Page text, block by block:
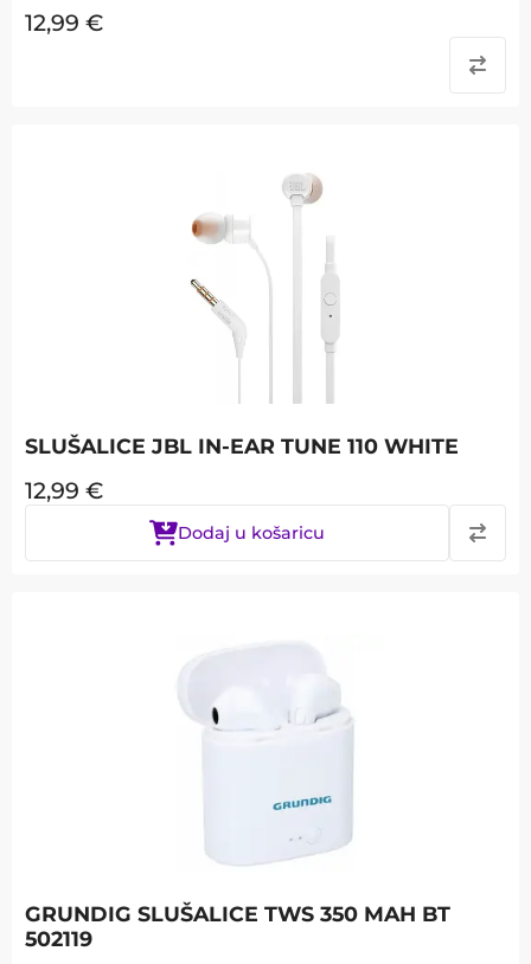
12,99 €
SLUŠALICE JBL IN-EAR TUNE 110 WHITE
12,99 €
Dodaj u košaricu
GRUNDIG SLUŠALICE TWS 350 MAH BT
502119